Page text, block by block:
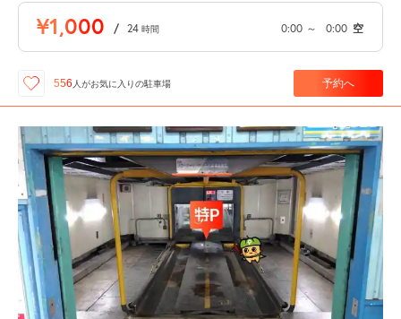
¥1,000 / 24 時間 0:00 ～ 0:00 空
556 人がお気に入りの駐車場 予約へ